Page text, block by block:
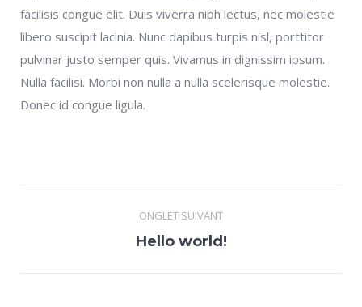
facilisis congue elit. Duis viverra nibh lectus, nec molestie
libero suscipit lacinia. Nunc dapibus turpis nisl, porttitor
pulvinar justo semper quis. Vivamus in dignissim ipsum.
Nulla facilisi. Morbi non nulla a nulla scelerisque molestie.
Donec id congue ligula.
commentaire
ONGLET SUIVANT
Onglet
Hello world!